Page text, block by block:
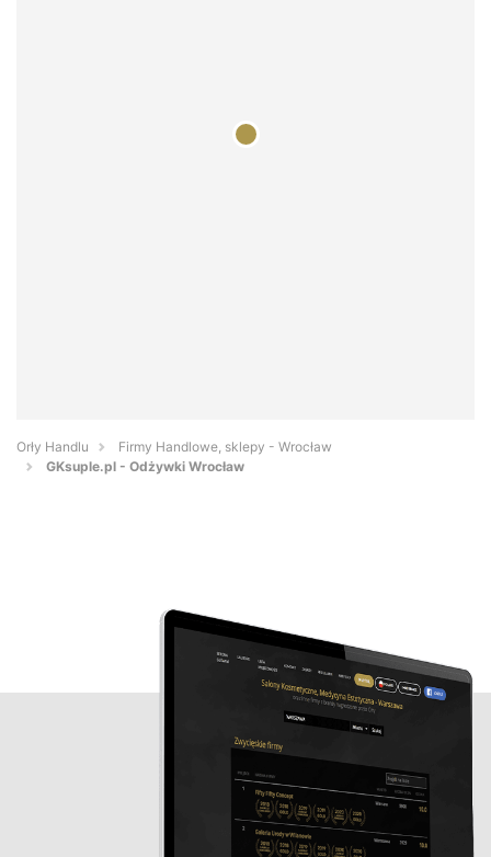
Orły Handlu
Firmy Handlowe, sklepy - Wrocław
GKsuple.pl - Odżywki Wrocław